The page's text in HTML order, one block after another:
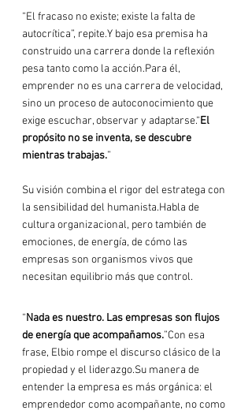
“El fracaso no existe; existe la falta de
autocrítica”, repite.Y bajo esa premisa ha
construido una carrera donde la reflexión
pesa tanto como la acción.Para él,
emprender no es una carrera de velocidad,
sino un proceso de autoconocimiento que
exige escuchar, observar y adaptarse.“El
propósito no se inventa, se descubre
mientras trabajas.”
Su visión combina el rigor del estratega con
la sensibilidad del humanista.Habla de
cultura organizacional, pero también de
emociones, de energía, de cómo las
empresas son organismos vivos que
necesitan equilibrio más que control.
“Nada es nuestro. Las empresas son flujos
de energía que acompañamos.”Con esa
frase, Elbio rompe el discurso clásico de la
propiedad y el liderazgo.Su manera de
entender la empresa es más orgánica: el
emprendedor como acompañante, no como